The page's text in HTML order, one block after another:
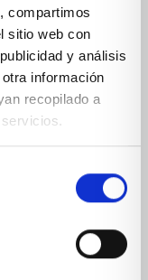
compartimos
sitio web con
y análisis
información
recopilado a
con
detrás que se
tú.
de
o